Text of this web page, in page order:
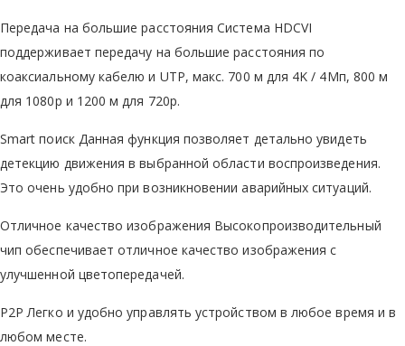
Передача на большие расстояния Система HDCVI
поддерживает передачу на большие расстояния по
коаксиальному кабелю и UTP, макс. 700 м для 4K / 4Mп, 800 м
для 1080p и 1200 м для 720p.
Smart поиск Данная функция позволяет детально увидеть
детекцию движения в выбранной области воспроизведения.
Это очень удобно при возникновении аварийных ситуаций.
Отличное качество изображения Высокопроизводительный
чип обеспечивает отличное качество изображения с
улучшенной цветопередачей.
P2P Легко и удобно управлять устройством в любое время и в
любом месте.